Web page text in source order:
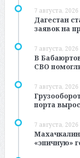
7 августа, 2026
Дагестан
заявок на
7 августа, 2026
В
СВО
7 августа, 2026
порта
7 августа, 2026
«эпичную»